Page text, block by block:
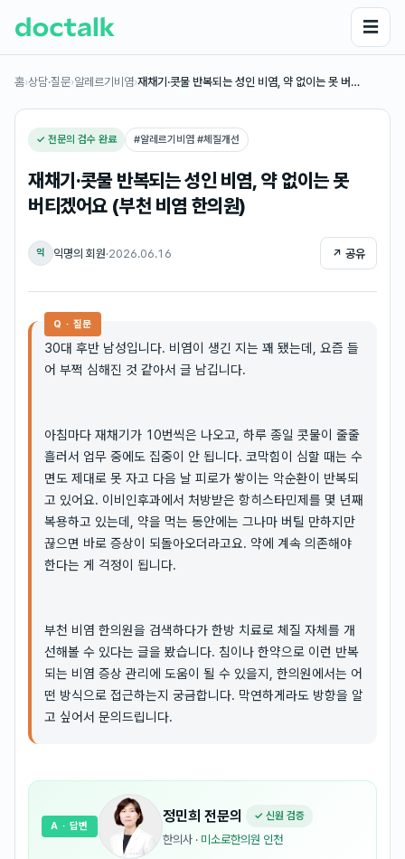
☰
홈›상담·질문›알레르기비염›재채기·콧물 반복되는 성인 비염, 약 없이는 못 버…
✓ 전문의 검수 완료 #알레르기비염 #체질개선
재채기·콧물 반복되는 성인 비염, 약 없이는 못
버티겠어요 (부천 비염 한의원)
익 익명의 회원·2026.06.16 ↗ 공유
Q · 질문
30대 후반 남성입니다. 비염이 생긴 지는 꽤 됐는데, 요즘 들
어 부쩍 심해진 것 같아서 글 남깁니다.
아침마다 재채기가 10번씩은 나오고, 하루 종일 콧물이 줄줄
흘러서 업무 중에도 집중이 안 됩니다. 코막힘이 심할 때는 수
면도 제대로 못 자고 다음 날 피로가 쌓이는 악순환이 반복되
고 있어요. 이비인후과에서 처방받은 항히스타민제를 몇 년째
복용하고 있는데, 약을 먹는 동안에는 그나마 버틸 만하지만
끊으면 바로 증상이 되돌아오더라고요. 약에 계속 의존해야
한다는 게 걱정이 됩니다.
부천 비염 한의원을 검색하다가 한방 치료로 체질 자체를 개
선해볼 수 있다는 글을 봤습니다. 침이나 한약으로 이런 반복
되는 비염 증상 관리에 도움이 될 수 있을지, 한의원에서는 어
떤 방식으로 접근하는지 궁금합니다. 막연하게라도 방향을 알
고 싶어서 문의드립니다.
정민희 전문의 ✓ 신원 검증
한의사 · 미소로한의원 인천
A · 답변